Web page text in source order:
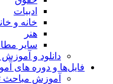
ادبیات
خانه و خانواده
هنر
سایر مطالب
دانلود و آموزش نرم
فایل‌ها و دوره های
آموزش مباحث